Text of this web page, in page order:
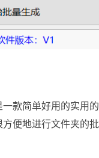
款简单好用的实用
便地进行文件夹的